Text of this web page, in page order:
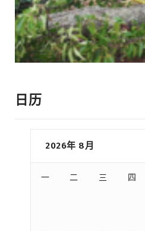
日历
2026年 8月
一 二 三 四